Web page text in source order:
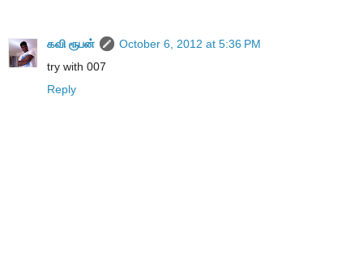
கவி ரூபன்
October 6, 2012 at 5:36 PM
try with 007
Reply